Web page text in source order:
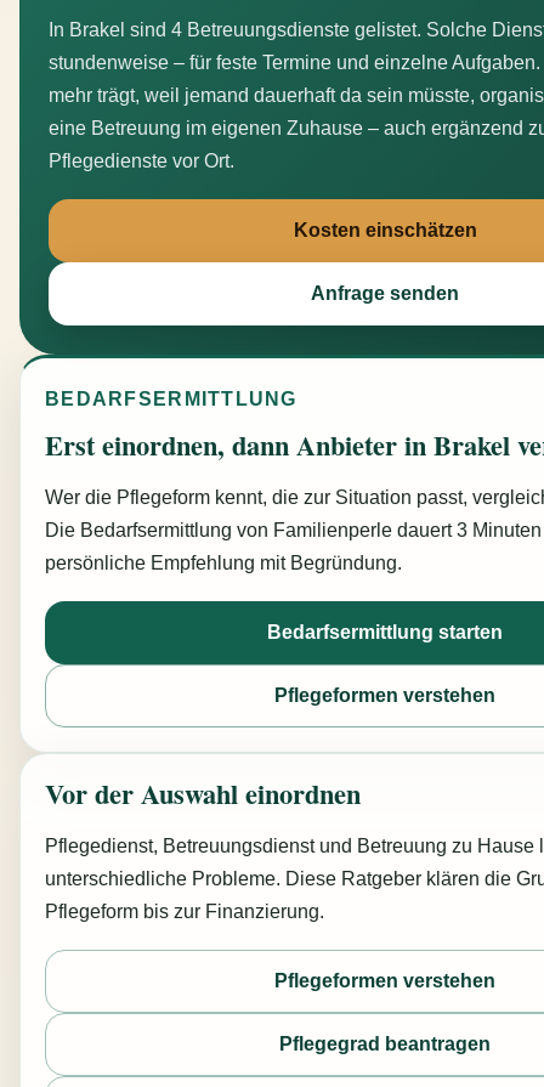
In Brakel sind 4 Betreuungsdienste gelistet. Solche
stundenweise – für feste Termine und einzelne
mehr trägt, weil jemand dauerhaft da sein müsste,
eine Betreuung im eigenen Zuhause – auch ergänzend
Pflegedienste vor Ort.
Kosten einschätzen
Anfrage senden
BEDARFSERMITTLUNG
Erst einordnen, dann Anbieter in Brakel
Wer die Pflegeform kennt, die zur Situation passt,
Die Bedarfsermittlung von Familienperle dauert 3
persönliche Empfehlung mit Begründung.
Bedarfsermittlung starten
Pflegeformen verstehen
Vor der Auswahl einordnen
Pflegedienst, Betreuungsdienst und Betreuung zu Hause
unterschiedliche Probleme. Diese Ratgeber klären die
Pflegeform bis zur Finanzierung.
Pflegeformen verstehen
Pflegegrad beantragen